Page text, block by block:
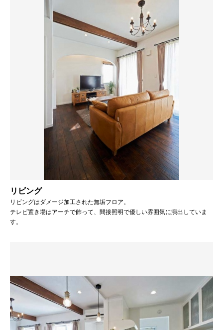
リビング
リビングはダメージ加工された無垢フロア。
テレビ置き場はアーチで飾って、間接照明で優しい雰囲気に演出していま
す。